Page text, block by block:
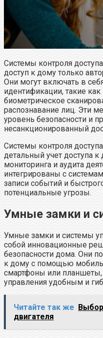
Системы контроля
доступ к дому только
Они могут включать в
идентификации, такие
биометрическое
распознавание лиц. Эти
уровень безопасности и
несанкционированный
Системы контроля
детальный учет доступа
мониторинга и аудита
интегрированы с
записи событий и
потенциальные угрозы.
Умные замки и
Умные замки и системы
собой инновационные
безопасности дома. Они
к дому с помощью
смартфоны или планшеты,
управления удобным и
Читайте так же
двигателя